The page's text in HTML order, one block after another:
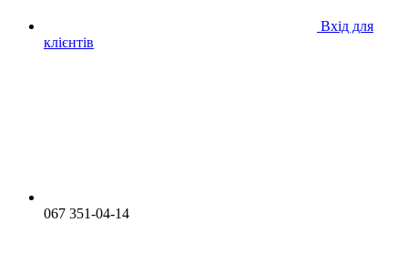
Вхід для
клієнтів
067 351-04-14